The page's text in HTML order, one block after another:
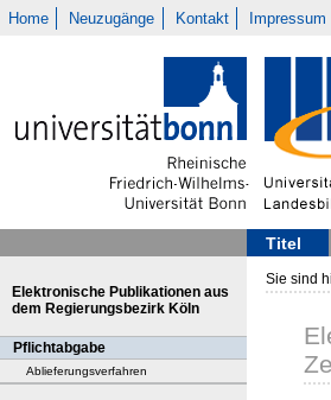
Home Neuzugänge Kontakt Impressum
Titel
Elektronische Publikationen aus
dem Regierungsbezirk Köln
Pflichtabgabe
Ablieferungsverfahren
Sie sind